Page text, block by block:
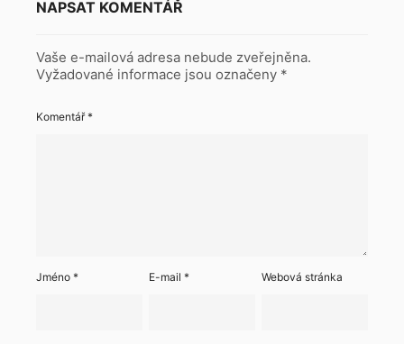
NAPSAT KOMENTÁŘ
Vaše e-mailová adresa nebude zveřejněna.
Vyžadované informace jsou označeny *
Komentář*
Jméno * E-mail* Webová stránka